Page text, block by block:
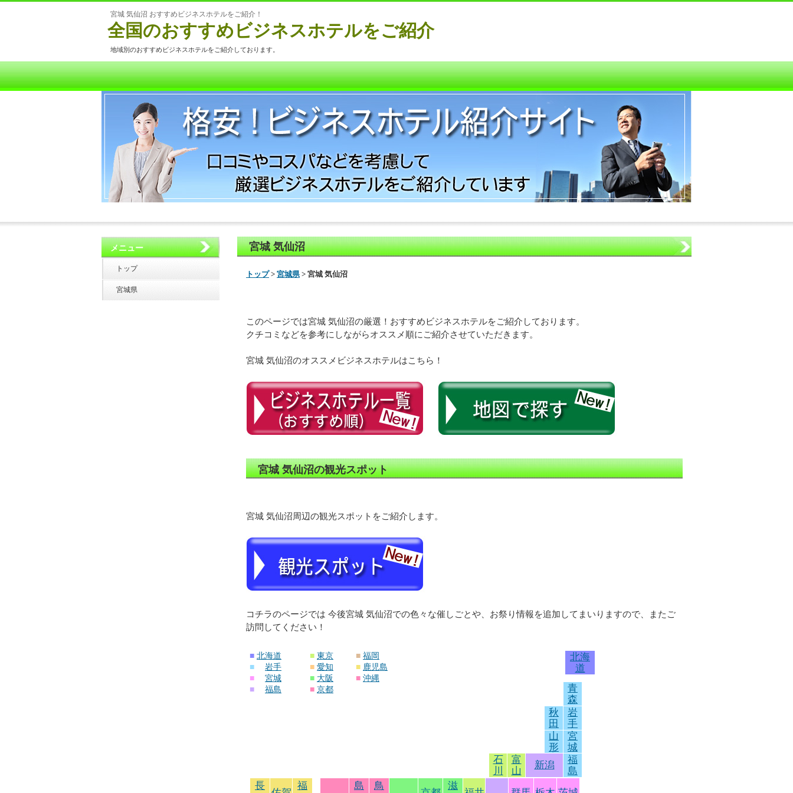
宮城 気仙沼 おすすめビジネスホテルをご紹介！
全国のおすすめビジネスホテルをご紹介
地域別のおすすめビジネスホテルをご紹介しております。
宮城 気仙沼
トップ> 宮城県> 宮城 気仙沼
このページでは宮城 気仙沼の厳選！おすすめビジネスホテルをご紹介しております。
クチコミなどを参考にしながらオススメ順にご紹介させていただきます。
宮城 気仙沼のオススメビジネスホテルはこちら！
宮城 気仙沼の観光スポット
宮城 気仙沼周辺の観光スポットをご紹介します。
コチラのページでは 今後宮城 気仙沼での色々な催しごとや、お祭り情報を追加してまいりますので、またご
訪問してください！
■ 北海道
■
岩手
■
宮城
■
福島
■ 東京
■ 愛知
■ 大阪
■ 京都
■ 福岡
■ 鹿児島
■ 沖縄
北海
道
青
森
秋
田
岩
手
山
形
宮
城
石
川
富
山
新潟
福
島
長
福 島 鳥 滋
メニュー
トップ
宮城県